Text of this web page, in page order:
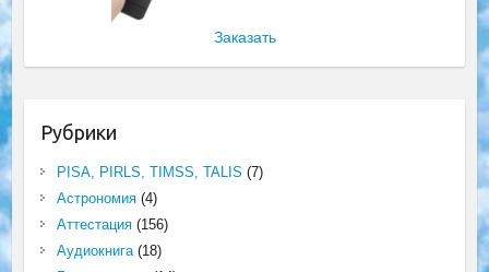
Заказать
Рубрики
PISA, PIRLS, TIMSS, TALIS (7)
Астрономия(4)
Аттестация(156)
Аудиокнига(18)